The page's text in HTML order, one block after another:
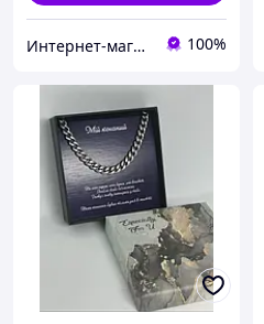
Интернет-магазин "LuckyCase" 100%